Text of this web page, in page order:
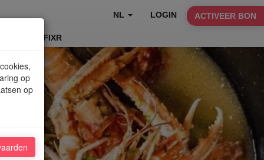
NL LOGIN ACTIVEER BON
TABLEFIXR
op
op